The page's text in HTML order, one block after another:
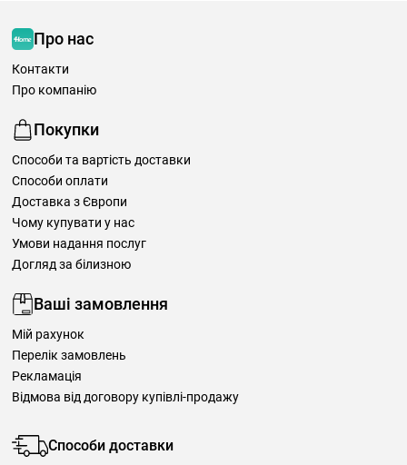
Про нас
Контакти
Про компанію
Покупки
Способи та вартість доставки
Способи оплати
Доставка з Європи
Чому купувати у нас
Умови надання послуг
Догляд за білизною
Ваші замовлення
Мій рахунок
Перелік замовлень
Рекламація
Відмова від договору купівлі-продажу
Способи доставки